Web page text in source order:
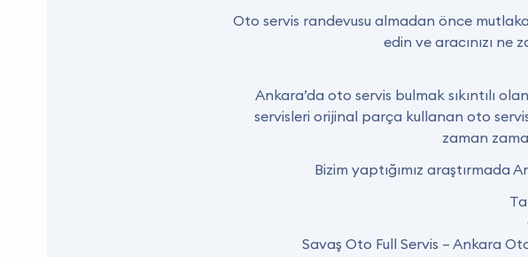
Oto servis randevusu almadan önce
edin ve aracınızı ne
Ankara’da oto servis bulmak sıkıntılı
servisleri orijinal parça kullanan oto
zaman
Bizim yaptığımız araştırmada
Savaş Oto Full Servis – Ankara